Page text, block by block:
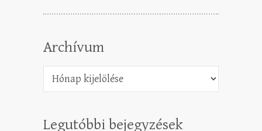
Archívum
Legutóbbi bejegyzések